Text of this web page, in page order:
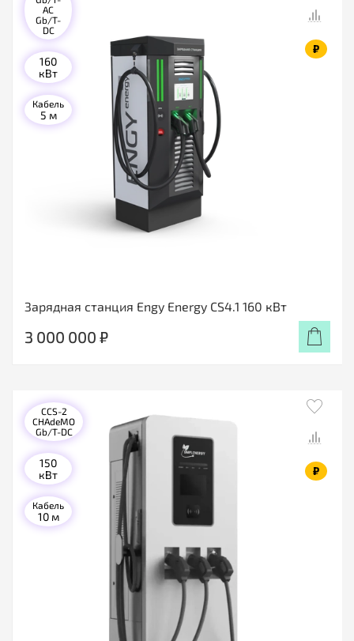
Зарядная станция Engy Energy CS4.1 160 кВт
₽
AC
Gb/T-
DC
160
кВт
Кабель
5 м
3 000 000 ₽
₽
CCS-2
CHAdeMO
Gb/T-DC
150
кВт
Кабель
10 м